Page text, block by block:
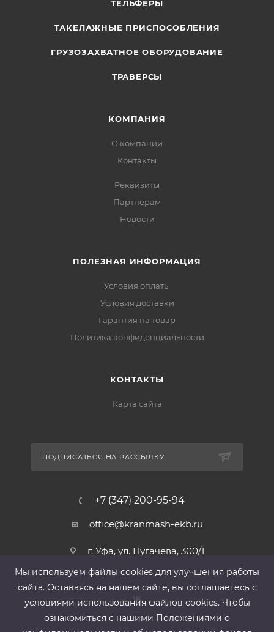
ТЕЛЬФЕРЫ
ТАКЕЛАЖНЫЕ ПРИСПОСОБЛЕНИЯ
ГРУЗОЗАХВАТНОЕ ОБОРУДОВАНИЕ
ТРАВЕРСЫ
КОМПАНИЯ
О компании
Контакты
Реквизиты
Партнерам
Новости
ПОЛЕЗНАЯ ИНФОРМАЦИЯ
Условия оплаты
Условия доставки
Гарантия на товар
Политика конфиденциальности
КОНТАКТЫ
Карта сайта
ПОДПИСАТЬСЯ НА РАССЫЛКУ
+7 (347) 200-95-94
office@kranmash-ekb.ru
г. Уфа, ул. Пугачева, 300/1
Мы используем файлы cооkies для улучшения работы
сайта. Оставаясь на нашем сайте, вы соглашаетесь с
условиями использования файлов cооkies. Чтобы
ознакомиться с нашими Положениями о